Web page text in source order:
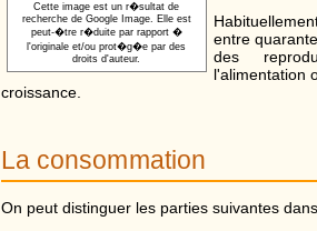
Cette image est un r�sultat de
recherche de Google Image. Elle est
peut-�tre r�duite par rapport �
l'originale et/ou prot�g�e par des
droits d'auteur.
entre
des
l'alimentation
croissance.
La consommation
On peut distinguer les parties suivantes